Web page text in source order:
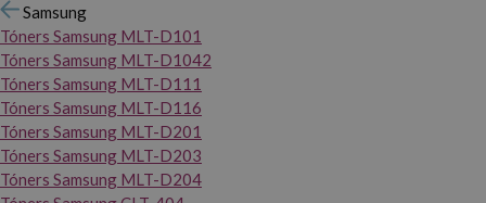
Samsung
Tóners Samsung MLT-D101
Tóners Samsung MLT-D1042
Tóners Samsung MLT-D111
Tóners Samsung MLT-D116
Tóners Samsung MLT-D201
Tóners Samsung MLT-D203
Tóners Samsung MLT-D204